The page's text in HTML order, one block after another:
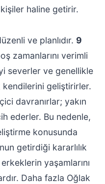
haline getirir.
ve planlıdır. 9
zamanlarını verimli
severler ve genellikle
kendilerini geliştirirler.
davranırlar; yakın
ederler. Bu nedenle,
konusunda
getirdiği kararlılık
yaşamlarını
Daha fazla Oğlak